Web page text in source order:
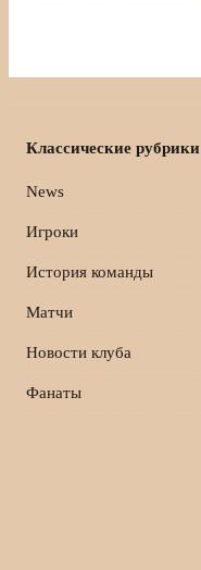
Классические рубрики
News
Игроки
История команды
Матчи
Новости клуба
Фанаты